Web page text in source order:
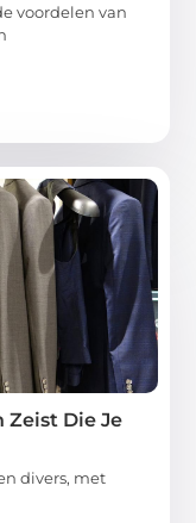
voordelen van
Die Je
divers, met